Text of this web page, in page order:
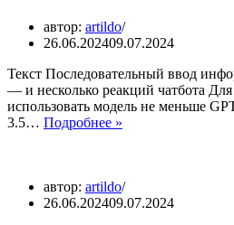
автор: artildo
26.06.202409.07.2024
Текст Последовательный ввод
— и несколько реакций чатбота
использовать модель не меньше
3.5… Подробнее »
автор: artildo
26.06.202409.07.2024